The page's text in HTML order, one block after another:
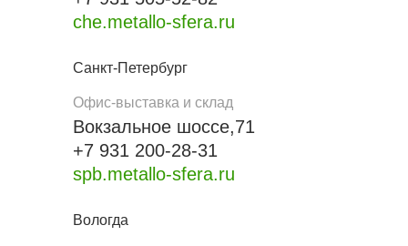
che.metallo-sfera.ru
Санкт-Петербург
Офис-выставка и склад
Вокзальное шоссе,71
+7 931 200-28-31
spb.metallo-sfera.ru
Вологда